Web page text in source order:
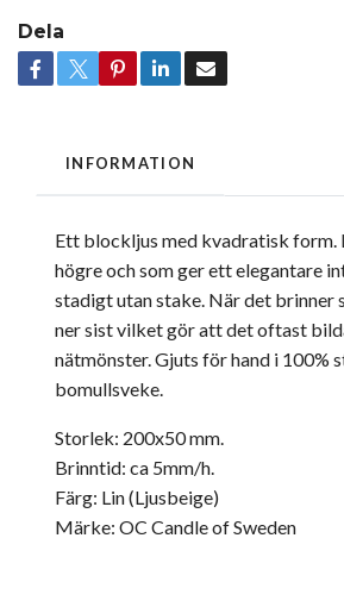
Dela
INFORMATION
Ett blockljus med kvadratisk form.
högre och som ger ett elegantare
stadigt utan stake. När det brinner
ner sist vilket gör att det oftast
nätmönster. Gjuts för hand i 100%
bomullsveke.
Storlek: 200x50 mm.
Brinntid: ca 5mm/h.
Färg: Lin (Ljusbeige)
Märke: OC Candle of Sweden